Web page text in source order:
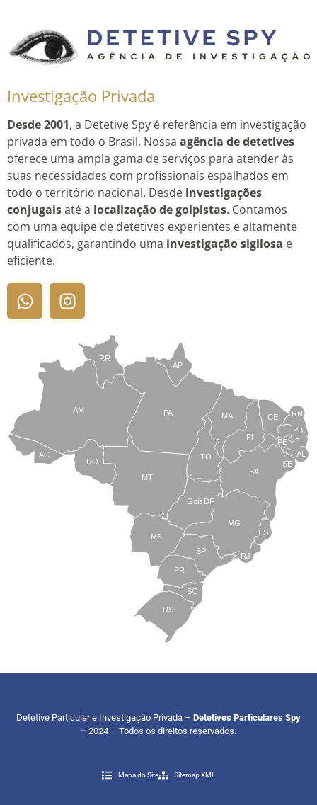
Investigação Privada
Desde 2001, a Detetive Spy é referência em investigação
privada em todo o Brasil. Nossa agência de detetives
oferece uma ampla gama de serviços para atender às
suas necessidades com profissionais espalhados em
todo o território nacional. Desde investigações
conjugaisaté a localização de golpistas. Contamos
com uma equipe de detetives experientes e altamente
qualificados, garantindo uma investigação sigilosa e
eficiente.
TO
BA
SE
PE
AL
RN
CE
PI
MA
AP
PA
RR
AM
AC
RO
MT
MS
Goiás
PR
SC
RS
SP
MG
RJ
ES
DF
PB
Detetive Particular e Investigação Privada – Detetives Particulares Spy
– 2024 – Todos os direitos reservados.
Mapa do Site Sitemap XML